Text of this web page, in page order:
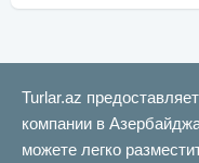
Turlar.az
компании в
можете легко